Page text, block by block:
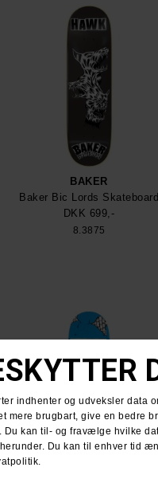
BAKER
Baker Bic Lords Skateboard
DKK 699,-
8.3875